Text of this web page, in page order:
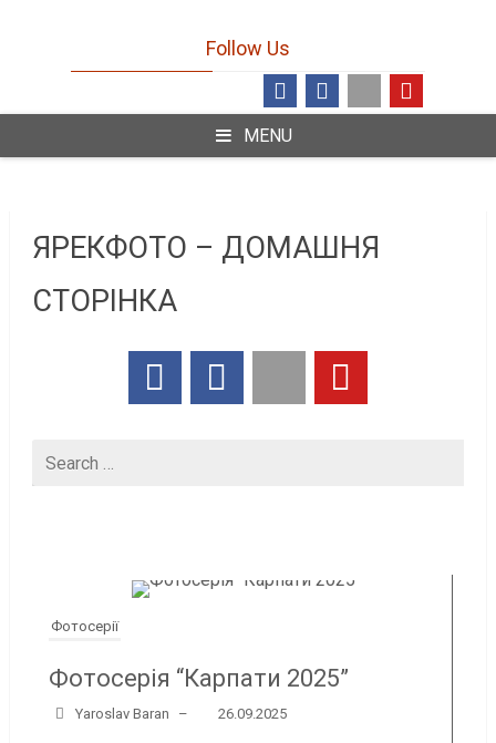
Follow Us
MENU
ЯРЕКФОТО – ДОМАШНЯ
СТОРІНКА
for
Фотосерії
Фотосерія “Карпати 2025”
Yaroslav Baran – 26.09.2025